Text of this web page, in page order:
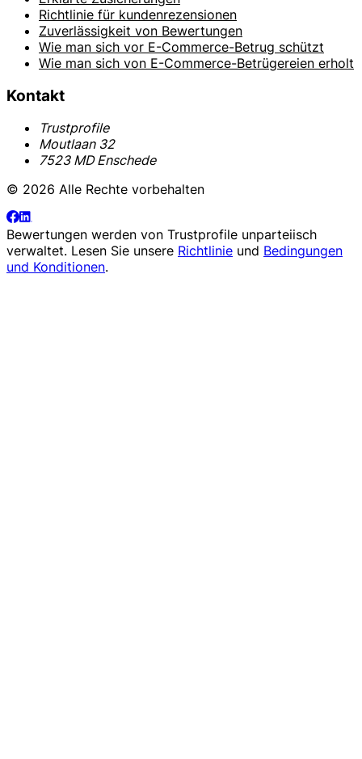
Richtlinie für kundenrezensionen
Zuverlässigkeit von Bewertungen
Wie man sich vor E-Commerce-Betrug schützt
Wie man sich von E-Commerce-Betrügereien erholt
Kontakt
Trustprofile
Moutlaan 32
7523 MD Enschede
© 2026 Alle Rechte vorbehalten
Bewertungen werden von Trustprofile unparteiisch
verwaltet. Lesen Sie unsere Richtlinie und Bedingungen
und Konditionen.